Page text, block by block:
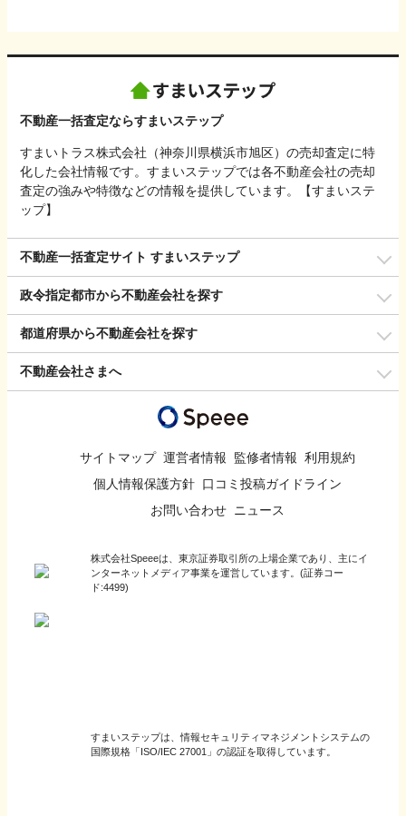
不動産一括査定ならすまいステップ
すまいトラス株式会社（神奈川県横浜市旭区）の売却査定に特
化した会社情報です。すまいステップでは各不動産会社の売却
査定の強みや特徴などの情報を提供しています。【すまいステ
ップ】
不動産一括査定サイト すまいステップ
政令指定都市から不動産会社を探す
都道府県から不動産会社を探す
不動産会社さまへ
サイトマップ 運営者情報 監修者情報 利用規約
個人情報保護方針 口コミ投稿ガイドライン
お問い合わせ ニュース
株式会社Speeeは、東京証券取引所の上場企業であり、主にイ
ンターネットメディア事業を運営しています。(証券コー
ド:4499)
すまいステップは、情報セキュリティマネジメントシステムの
国際規格「ISO/IEC 27001」の認証を取得しています。